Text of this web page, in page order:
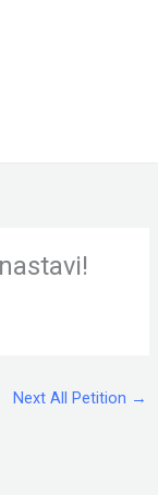
Next All Petition →